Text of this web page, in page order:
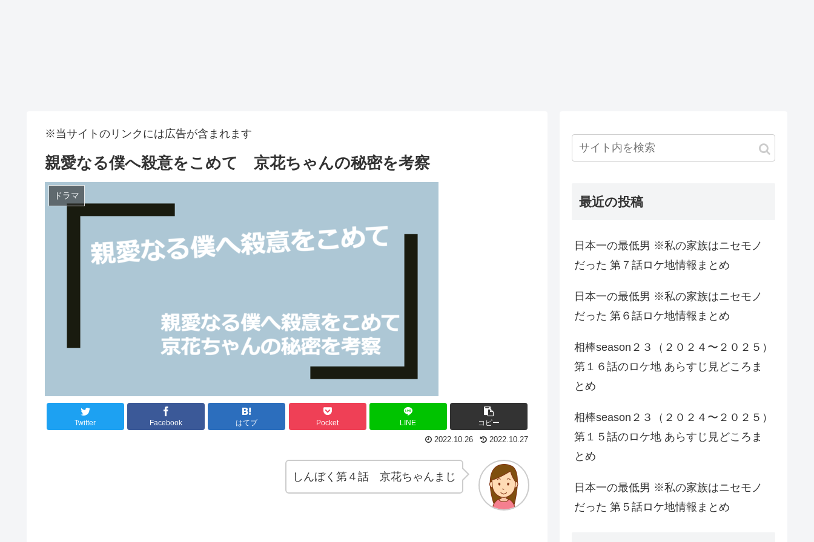
※当サイトのリンクには広告が含まれます
親愛なる僕へ殺意をこめて 京花ちゃんの秘密を考察
ドラマ
Twitter Facebook はてブ Pocket LINE
コピー
2022.10.27
2022.10.26
しんぼく第４話 京花ちゃんまじ
最近の投稿
日本一の最低男 ※私の家族はニセモノ
だった 第７話ロケ地情報まとめ
日本一の最低男 ※私の家族はニセモノ
だった 第６話ロケ地情報まとめ
相棒season２３（２０２４〜２０２５）
第１６話のロケ地 あらすじ見どころま
とめ
相棒season２３（２０２４〜２０２５）
第１５話のロケ地 あらすじ見どころま
とめ
日本一の最低男 ※私の家族はニセモノ
だった 第５話ロケ地情報まとめ